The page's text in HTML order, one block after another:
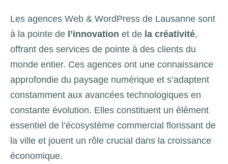
Les agences Web & WordPress de Lausanne sont
à la pointe de l’innovation et de la créativité,
offrant des services de pointe à des clients du
monde entier. Ces agences ont une connaissance
approfondie du paysage numérique et s’adaptent
constamment aux avancées technologiques en
constante évolution. Elles constituent un élément
essentiel de l’écosystème commercial florissant de
la ville et jouent un rôle crucial dans la croissance
économique.